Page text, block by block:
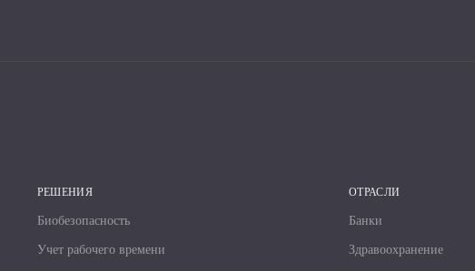
РЕШЕНИЯ
Биобезопасность
Учет рабочего времени
ОТРАСЛИ
Банки
Здравоохранение